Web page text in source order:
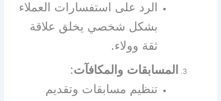
الرد على استفسارات العملاء
بشكل شخصي يخلق علاقة
ثقة وولاء.
المسابقات والمكافآت:
تنظيم مسابقات وتقديم